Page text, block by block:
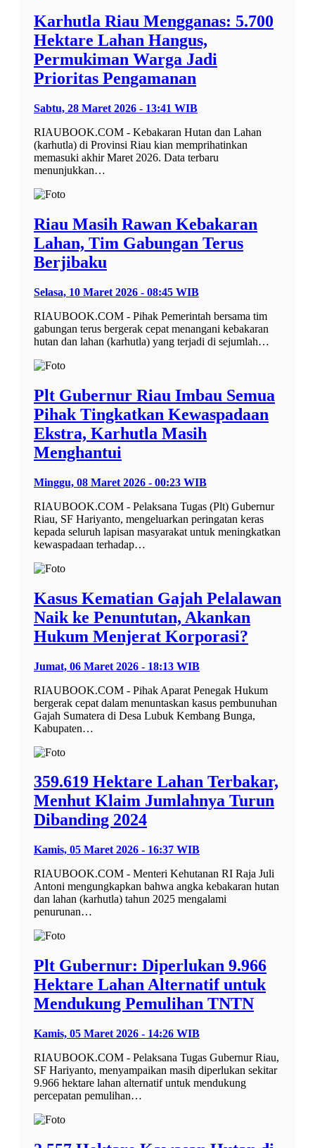
Karhutla Riau Mengganas: 5.700
Hektare Lahan Hangus,
Permukiman Warga Jadi
Prioritas Pengamanan
Sabtu, 28 Maret 2026 - 13:41 WIB
RIAUBOOK.COM - Kebakaran Hutan dan Lahan
(karhutla) di Provinsi Riau kian memprihatinkan
memasuki akhir Maret 2026. Data terbaru
menunjukkan…
Riau Masih Rawan Kebakaran
Lahan, Tim Gabungan Terus
Berjibaku
Selasa, 10 Maret 2026 - 08:45 WIB
RIAUBOOK.COM - Pihak Pemerintah bersama tim
gabungan terus bergerak cepat menangani kebakaran
hutan dan lahan (karhutla) yang terjadi di sejumlah…
Plt Gubernur Riau Imbau Semua
Pihak Tingkatkan Kewaspadaan
Ekstra, Karhutla Masih
Menghantui
Minggu, 08 Maret 2026 - 00:23 WIB
RIAUBOOK.COM - Pelaksana Tugas (Plt) Gubernur
Riau, SF Hariyanto, mengeluarkan peringatan keras
kepada seluruh lapisan masyarakat untuk meningkatkan
kewaspadaan terhadap…
Kasus Kematian Gajah Pelalawan
Naik ke Penuntutan, Akankan
Hukum Menjerat Korporasi?
Jumat, 06 Maret 2026 - 18:13 WIB
RIAUBOOK.COM - Pihak Aparat Penegak Hukum
bergerak cepat dalam menuntaskan kasus pembunuhan
Gajah Sumatera di Desa Lubuk Kembang Bunga,
Kabupaten…
359.619 Hektare Lahan Terbakar,
Menhut Klaim Jumlahnya Turun
Dibanding 2024
Kamis, 05 Maret 2026 - 16:37 WIB
RIAUBOOK.COM - Menteri Kehutanan RI Raja Juli
Antoni mengungkapkan bahwa angka kebakaran hutan
dan lahan (karhutla) tahun 2025 mengalami
penurunan…
Plt Gubernur: Diperlukan 9.966
Hektare Lahan Alternatif untuk
Mendukung Pemulihan TNTN
Kamis, 05 Maret 2026 - 14:26 WIB
RIAUBOOK.COM - Pelaksana Tugas Gubernur Riau,
SF Hariyanto, menyampaikan masih diperlukan sekitar
9.966 hektare lahan alternatif untuk mendukung
percepatan pemulihan…